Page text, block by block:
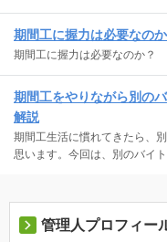
期間工に握力は必要なのか
期間工に握力は必要なのか？
期間工をやりながら別の
解説
期間工生活に慣れてきたら、
思います。今回は、別のバイ
管理人プロフィー